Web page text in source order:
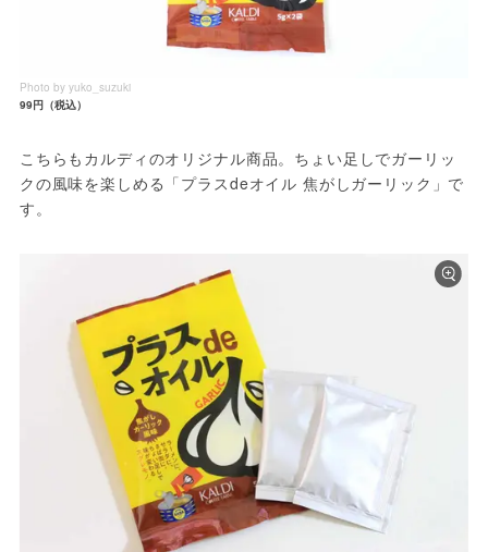
Photo by yuko_suzuki
99円（税込）
こちらもカルディのオリジナル商品。ちょい足しでガーリッ
クの風味を楽しめる「プラスdeオイル 焦がしガーリック」で
す。